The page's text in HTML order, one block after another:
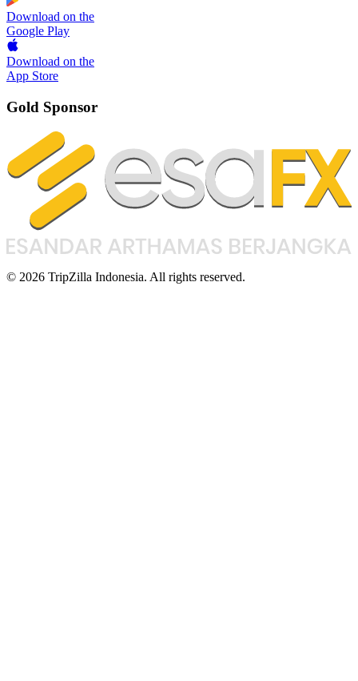
Download on the
Google Play
Download on the
App Store
Gold Sponsor
© 2026 TripZilla Indonesia. All rights reserved.